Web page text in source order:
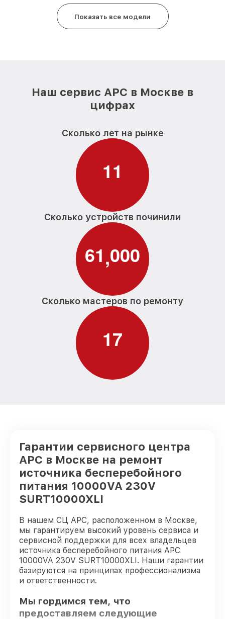
Показать все модели
Наш сервис APC в Москве в
цифрах
Сколько лет на рынке
11
Сколько устройств починили
61,000
Сколько мастеров по ремонту
17
Гарантии сервисного центра
APC в Москве на ремонт
источника бесперебойного
питания 10000VA 230V
SURT10000XLI
В нашем СЦ APC, расположенном в Москве,
мы гарантируем высокий уровень сервиса и
сервисной поддержки для всех владельцев
источника бесперебойного питания APC
10000VA 230V SURT10000XLI. Наши гарантии
базируются на принципах профессионализма
и ответственности.
Мы гордимся тем, что
предоставляем следующие